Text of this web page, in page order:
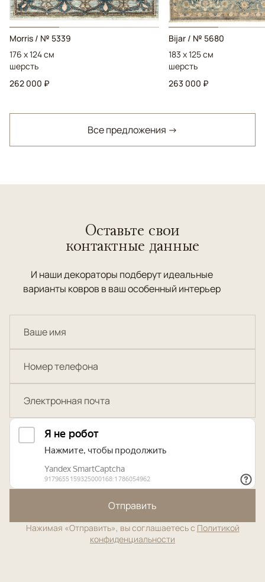
Morris / № 5339
176 x 124 см
шерсть
262 000 ₽
Bijar / № 5680
183 x 125 см
шерсть
263 000 ₽
Все предложения →
Оставьте свои
контактные данные
И наши декораторы подберут идеальные
варианты ковров в ваш особенный интерьер
Отправить
Нажимая «Отправить», вы соглашаетесь с Политикой
конфиденциальности